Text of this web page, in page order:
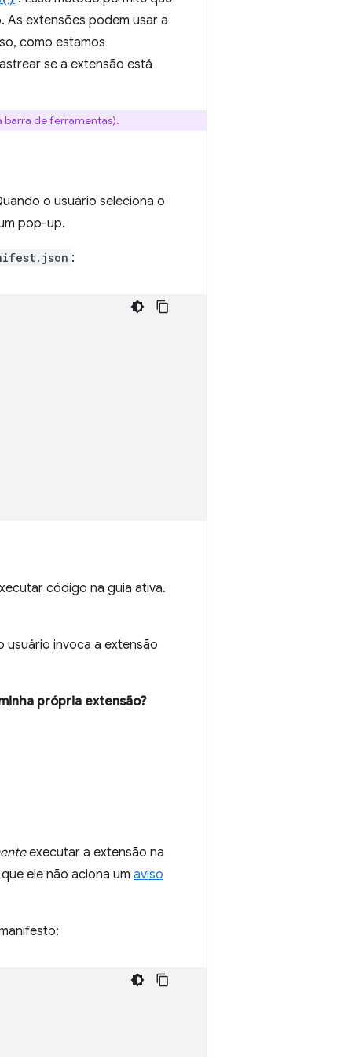
As extensões podem usar a
como estamos
se a extensão está
barra de ferramentas).
o usuário seleciona o
pop-up.
:
código na guia ativa.
usuário invoca a extensão
própria extensão?
executar a extensão na
ele não aciona um aviso